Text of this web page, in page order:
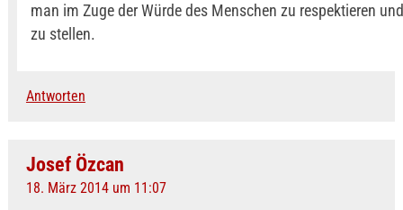
man im Zuge der Würde des Menschen zu respektieren
zu stellen.
Antworten
Josef Özcan
18. März 2014 um 11:07